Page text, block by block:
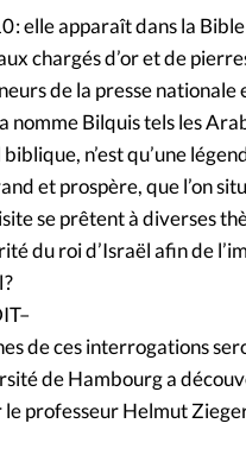
monde des
Vie
: elle apparaît dans la
chargés d’or et de
de la presse
nomme Bilquis tels les
n’est qu’une
et prospère, que l’on
se prêtent à diverses
du roi d’Israël afin de
de ces interrogations
de Hambourg a
le professeur Helmut